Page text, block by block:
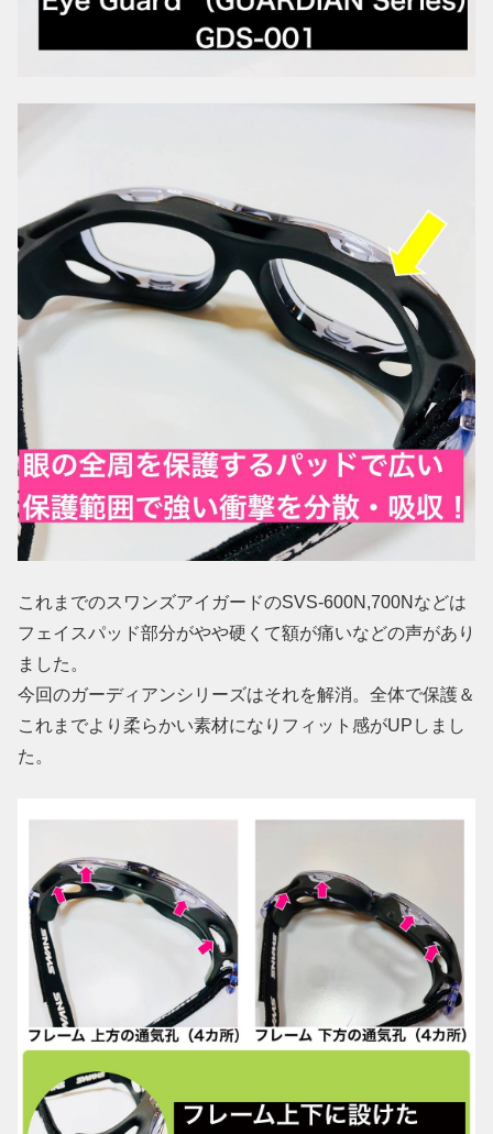
これまでのスワンズアイガードのSVS-600N,700Nなどは
フェイスパッド部分がやや硬くて額が痛いなどの声があり
ました。
今回のガーディアンシリーズはそれを解消。全体で保護＆
これまでより柔らかい素材になりフィット感がUPしまし
た。